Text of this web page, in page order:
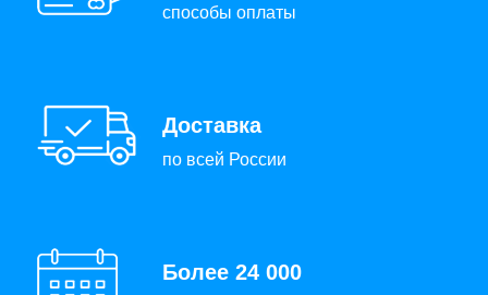
способы оплаты
Доставка
по всей России
Более 24 000